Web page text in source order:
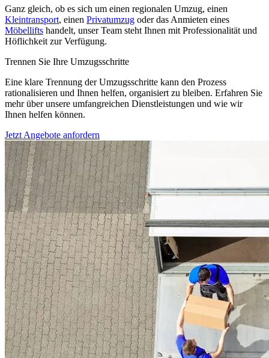
Ganz gleich, ob es sich um einen regionalen Umzug, einen
Kleintransport, einen Privatumzug oder das Anmieten eines
Möbellifts handelt, unser Team steht Ihnen mit Professionalität und
Höflichkeit zur Verfügung.
Trennen Sie Ihre Umzugsschritte
Eine klare Trennung der Umzugsschritte kann den Prozess
rationalisieren und Ihnen helfen, organisiert zu bleiben. Erfahren Sie
mehr über unsere umfangreichen Dienstleistungen und wie wir
Ihnen helfen können.
Jetzt Angebote anfordern